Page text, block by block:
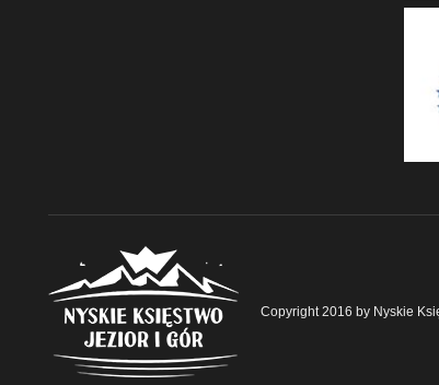
Copyright 2016 by Nyskie